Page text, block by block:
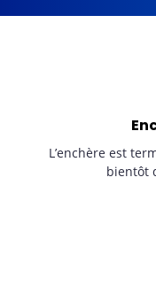
L’enchère est
bientôt